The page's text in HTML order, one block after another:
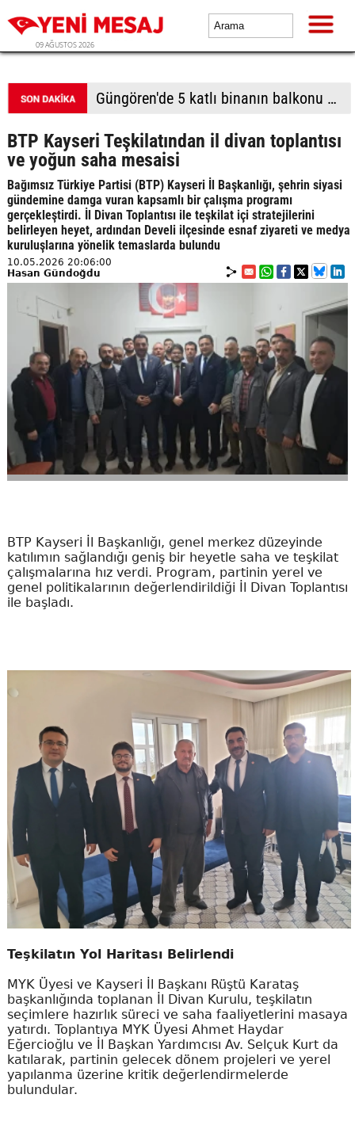
09 AĞUSTOS 2026
Batı Şeria'da Filistin topraklarını gasbeden İsrailliler camiye saldırdı, 7 Filistinli gözaltına alındı
BTP Kayseri Teşkilatından il divan toplantısı
ve yoğun saha mesaisi
Bağımsız Türkiye Partisi (BTP) Kayseri İl Başkanlığı, şehrin siyasi
gündemine damga vuran kapsamlı bir çalışma programı
gerçekleştirdi. İl Divan Toplantısı ile teşkilat içi stratejilerini
belirleyen heyet, ardından Develi ilçesinde esnaf ziyareti ve medya
kuruluşlarına yönelik temaslarda bulundu
10.05.2026 20:06:00
Hasan Gündoğdu
BTP Kayseri İl Başkanlığı, genel merkez düzeyinde
katılımın sağlandığı geniş bir heyetle saha ve teşkilat
çalışmalarına hız verdi. Program, partinin yerel ve
genel politikalarının değerlendirildiği İl Divan Toplantısı
ile başladı.
Teşkilatın Yol Haritası Belirlendi
MYK Üyesi ve Kayseri İl Başkanı Rüştü Karataş
başkanlığında toplanan İl Divan Kurulu, teşkilatın
seçimlere hazırlık süreci ve saha faaliyetlerini masaya
yatırdı. Toplantıya MYK Üyesi Ahmet Haydar
Eğercioğlu ve İl Başkan Yardımcısı Av. Selçuk Kurt da
katılarak, partinin gelecek dönem projeleri ve yerel
yapılanma üzerine kritik değerlendirmelerde
bulundular.